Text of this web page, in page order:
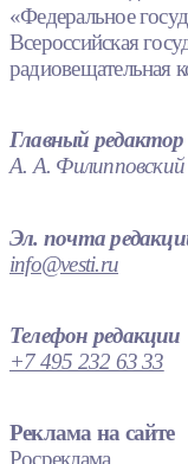
«Федеральное
Всероссийская
Главный редактор
А. А. Филипповский
Эл. почта
info@vesti.ru
Телефон редакции
+7 495 232 63 33
Реклама на сайте
Росреклама